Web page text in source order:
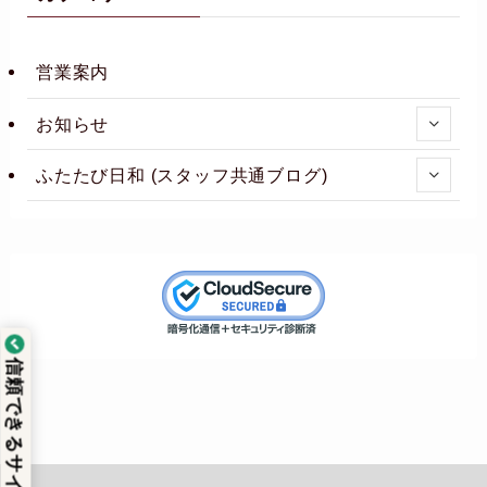
営業案内
お知らせ
ふたたび日和 (スタッフ共通ブログ)
信頼できるサイト